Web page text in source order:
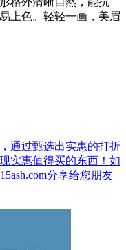
上色。轻轻一画，美眉
通过甄选出实惠的打折
实惠值得买的东西！如
分享给您朋友